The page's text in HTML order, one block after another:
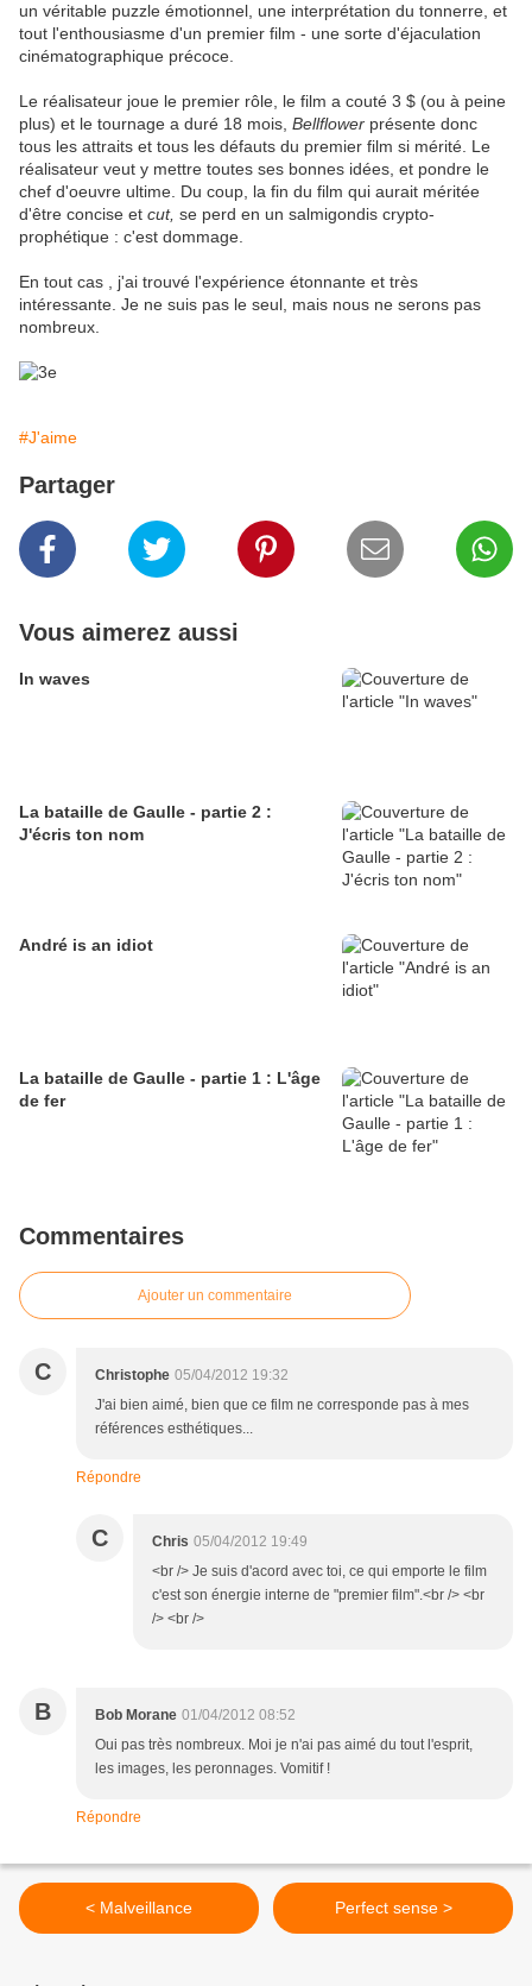
un véritable puzzle émotionnel, une interprétation du tonnerre, et
tout l'enthousiasme d'un premier film - une sorte d'éjaculation
cinématographique précoce.
Le réalisateur joue le premier rôle, le film a couté 3 $ (ou à peine
plus) et le tournage a duré 18 mois, Bellflower présente donc
tous les attraits et tous les défauts du premier film si mérité. Le
réalisateur veut y mettre toutes ses bonnes idées, et pondre le
chef d'oeuvre ultime. Du coup, la fin du film qui aurait méritée
d'être concise et cut, se perd en un salmigondis crypto-
prophétique : c'est dommage.
En tout cas , j'ai trouvé l'expérience étonnante et très
intéressante. Je ne suis pas le seul, mais nous ne serons pas
nombreux.
#J'aime
Partager
Vous aimerez aussi
In waves
La bataille de Gaulle - partie 2 :
J'écris ton nom
André is an idiot
La bataille de Gaulle - partie 1 : L'âge
de fer
Commentaires
Ajouter un commentaire
C Christophe 05/04/2012 19:32
J'ai bien aimé, bien que ce film ne corresponde pas à mes
références esthétiques...
Répondre
C Chris 05/04/2012 19:49
<br /> Je suis d'acord avec toi, ce qui emporte le film
c'est son énergie interne de "premier film".<br /> <br
/> <br />
B Bob Morane 01/04/2012 08:52
Oui pas très nombreux. Moi je n'ai pas aimé du tout l'esprit,
les images, les peronnages. Vomitif !
Répondre
< Malveillance Perfect sense >